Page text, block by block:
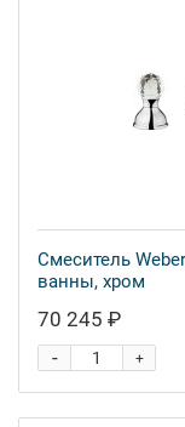
Смеситель
ванны, хром
70 245 ₽
+
-